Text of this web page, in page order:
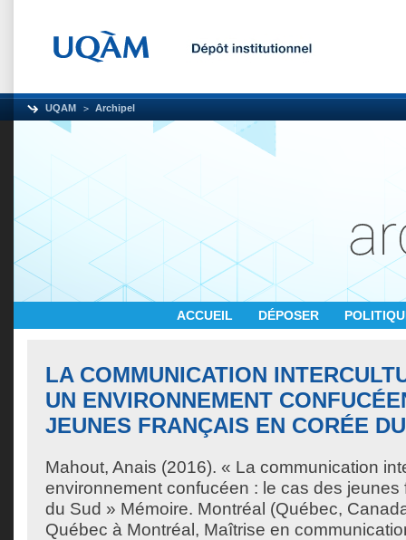
UQAM Archipel
ACCUEIL DÉPOSER
LA COMMUNICATION
UN ENVIRONNEMENT
JEUNES FRANÇAIS EN CORÉE
Mahout, Anais (2016). « La communication
environnement confucéen : le cas des jeunes
du Sud » Mémoire. Montréal (Québec,
Québec à Montréal, Maîtrise en